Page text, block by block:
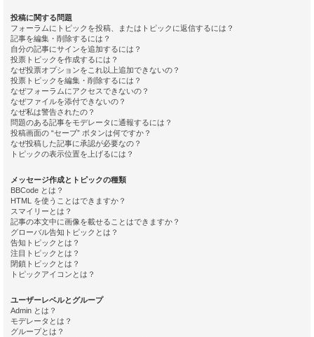
投稿に関する問題
フォーラムにトピックを投稿、またはトピックに返信するには？
記事を編集・削除するには？
自分の記事にサインを追加するには？
投票トピックを作成するには？
なぜ投票オプションをこれ以上追加できないの？
投票トピックを編集・削除するには？
なぜフォーラムにアクセスできないの？
なぜファイルを添付できないの？
なぜ私は警告されたの？
問題のある記事をモデレータに通報するには？
投稿画面の “セーブ” ボタンは何ですか？
なぜ投稿した記事に承認が必要なの？
トピックの表示位置を上げるには？
メッセージ作成とトピックの種類
BBCode とは？
HTML を使うことはできますか？
スマイリーとは？
記事の本文中に画像を載せることはできますか？
グローバル告知トピックとは？
告知トピックとは？
注目トピックとは？
閉鎖トピックとは？
トピックアイコンとは？
ユーザーレベルとグループ
Admin とは？
モデレータとは？
グループとは？